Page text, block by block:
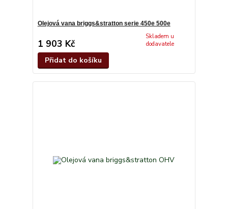
Olejová vana briggs&stratton serie 450e 500e
1 903 Kč
Skladem u
dodavatele
Přidat do košíku